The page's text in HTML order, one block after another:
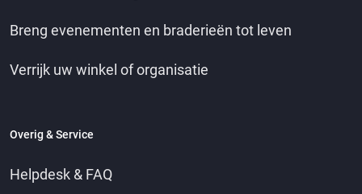
Breng evenementen en braderieën tot leven
Verrijk uw winkel of organisatie
Overig & Service
Helpdesk & FAQ